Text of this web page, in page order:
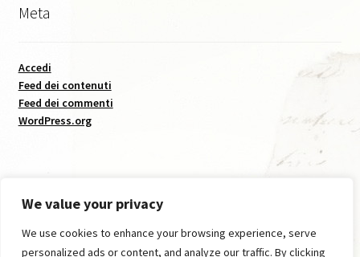
We value your privacy
We use cookies to enhance your browsing experience, serve
personalized ads or content, and analyze our traffic. By clicking
Diventa Socio
Organigramma
Meta
Accedi
Feed dei contenuti
Feed dei commenti
WordPress.org
© Istituto Storico Lucchese 2026